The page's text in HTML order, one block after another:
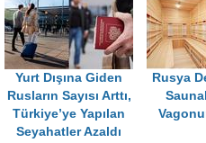
Yurt Dışına Giden
Rusların Sayısı Arttı,
Türkiye’ye Yapılan
Seyahatler Azaldı
Rusya